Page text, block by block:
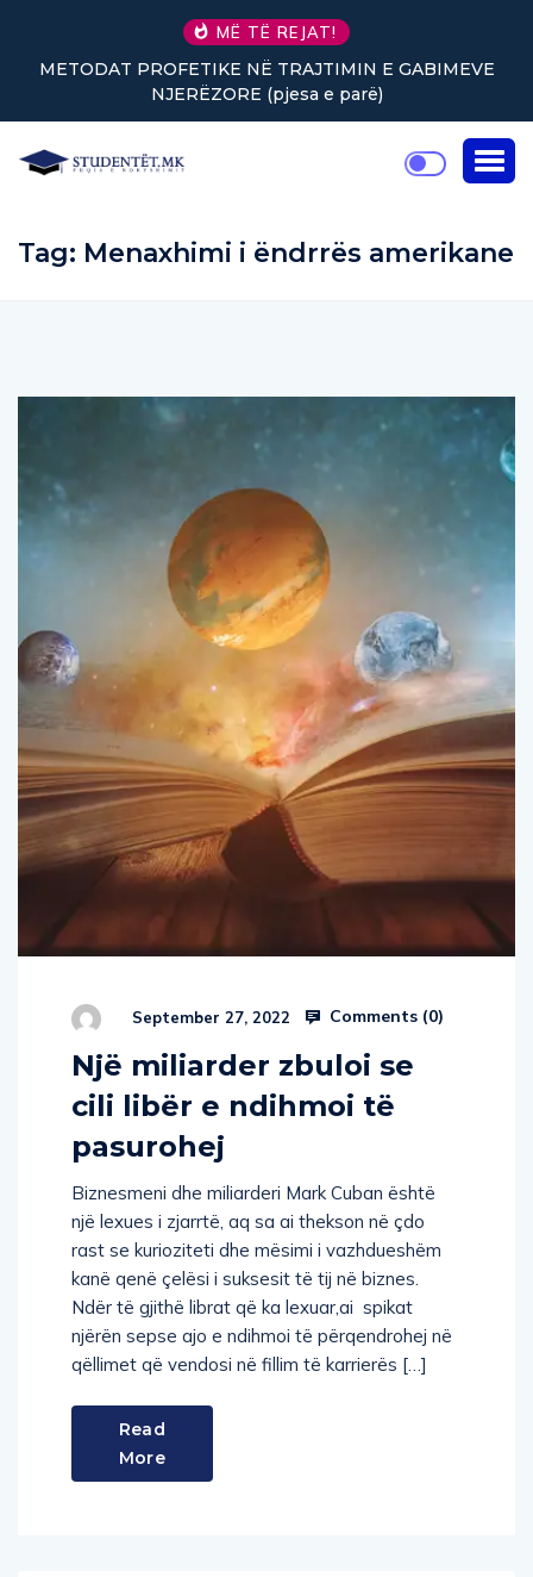
MË TË REJAT!
METODAT PROFETIKE NË TRAJTIMIN E GABIMEVE
NJERËZORE (pjesa e parë)
Tag: Menaxhimi i ëndrrës amerikane
September 27, 2022 Comments (0)
Një miliarder zbuloi se
cili libër e ndihmoi të
pasurohej
Biznesmeni dhe miliarderi Mark Cuban është
një lexues i zjarrtë, aq sa ai thekson në çdo
rast se kurioziteti dhe mësimi i vazhdueshëm
kanë qenë çelësi i suksesit të tij në biznes.
Ndër të gjithë librat që ka lexuar,ai spikat
njërën sepse ajo e ndihmoi të përqendrohej në
qëllimet që vendosi në fillim të karrierës […]
Read
More